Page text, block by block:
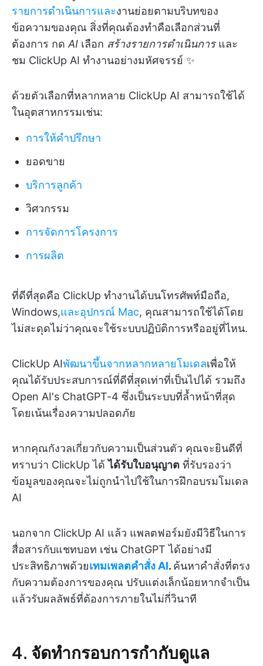
รายการดำเนินการและงานย่อยตามบริบทของ
ข้อความของคุณ สิ่งที่คุณต้องทำคือเลือกส่วนที่
ต้องการ กด AI เลือก สร้างรายการดำเนินการและ
ชม ClickUp AI ทำงานอย่างมหัศจรรย์ ✨
ด้วยตัวเลือกที่หลากหลาย ClickUp AI สามารถใช้ได้
ในอุตสาหกรรมเช่น:
การให้คำปรึกษา
ยอดขาย
บริการลูกค้า
วิศวกรรม
การจัดการโครงการ
การผลิต
ที่ดีที่สุดคือ ClickUp ทำงานได้บนโทรศัพท์มือถือ,
Windows,และอุปกรณ์ Mac, คุณสามารถใช้ได้โดย
ไม่สะดุดไม่ว่าคุณจะใช้ระบบปฏิบัติการหรืออยู่ที่ไหน.
ClickUp AIพัฒนาขึ้นจากหลากหลายโมเดลเพื่อให้
คุณได้รับประสบการณ์ที่ดีที่สุดเท่าที่เป็นไปได้ รวมถึง
Open AI's ChatGPT-4 ซึ่งเป็นระบบที่ล้ำหน้าที่สุด
โดยเน้นเรื่องความปลอดภัย
หากคุณกังวลเกี่ยวกับความเป็นส่วนตัว คุณจะยินดีที่
ทราบว่า ClickUp ได้ได้รับใบอนุญาต ที่รับรองว่า
ข้อมูลของคุณจะไม่ถูกนำไปใช้ในการฝึกอบรมโมเดล
AI
นอกจาก ClickUp AI แล้ว แพลตฟอร์มยังมีวิธีในการ
สื่อสารกับแชทบอท เช่น ChatGPT ได้อย่างมี
ประสิทธิภาพด้วยเทมเพลตคำสั่ง AI. ค้นหาคำสั่งที่ตรง
กับความต้องการของคุณ ปรับแต่งเล็กน้อยหากจำเป็น
แล้วรับผลลัพธ์ที่ต้องการภายในไม่กี่วินาที
4. จัดทำกรอบการกำกับดูแล